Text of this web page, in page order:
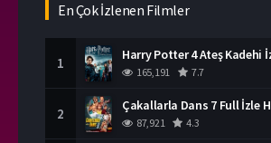
En Çok İzlenen Filmler
1 Harry Potter 4 Ateş Kadehi
165,191 7.7
2 Çakallarla Dans 7 Full İzle
87,921 4.3